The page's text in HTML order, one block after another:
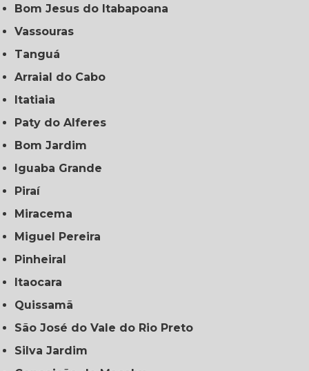
Bom Jesus do Itabapoana
Vassouras
Tanguá
Arraial do Cabo
Itatiaia
Paty do Alferes
Bom Jardim
Iguaba Grande
Piraí
Miracema
Miguel Pereira
Pinheiral
Itaocara
Quissamã
São José do Vale do Rio Preto
Silva Jardim